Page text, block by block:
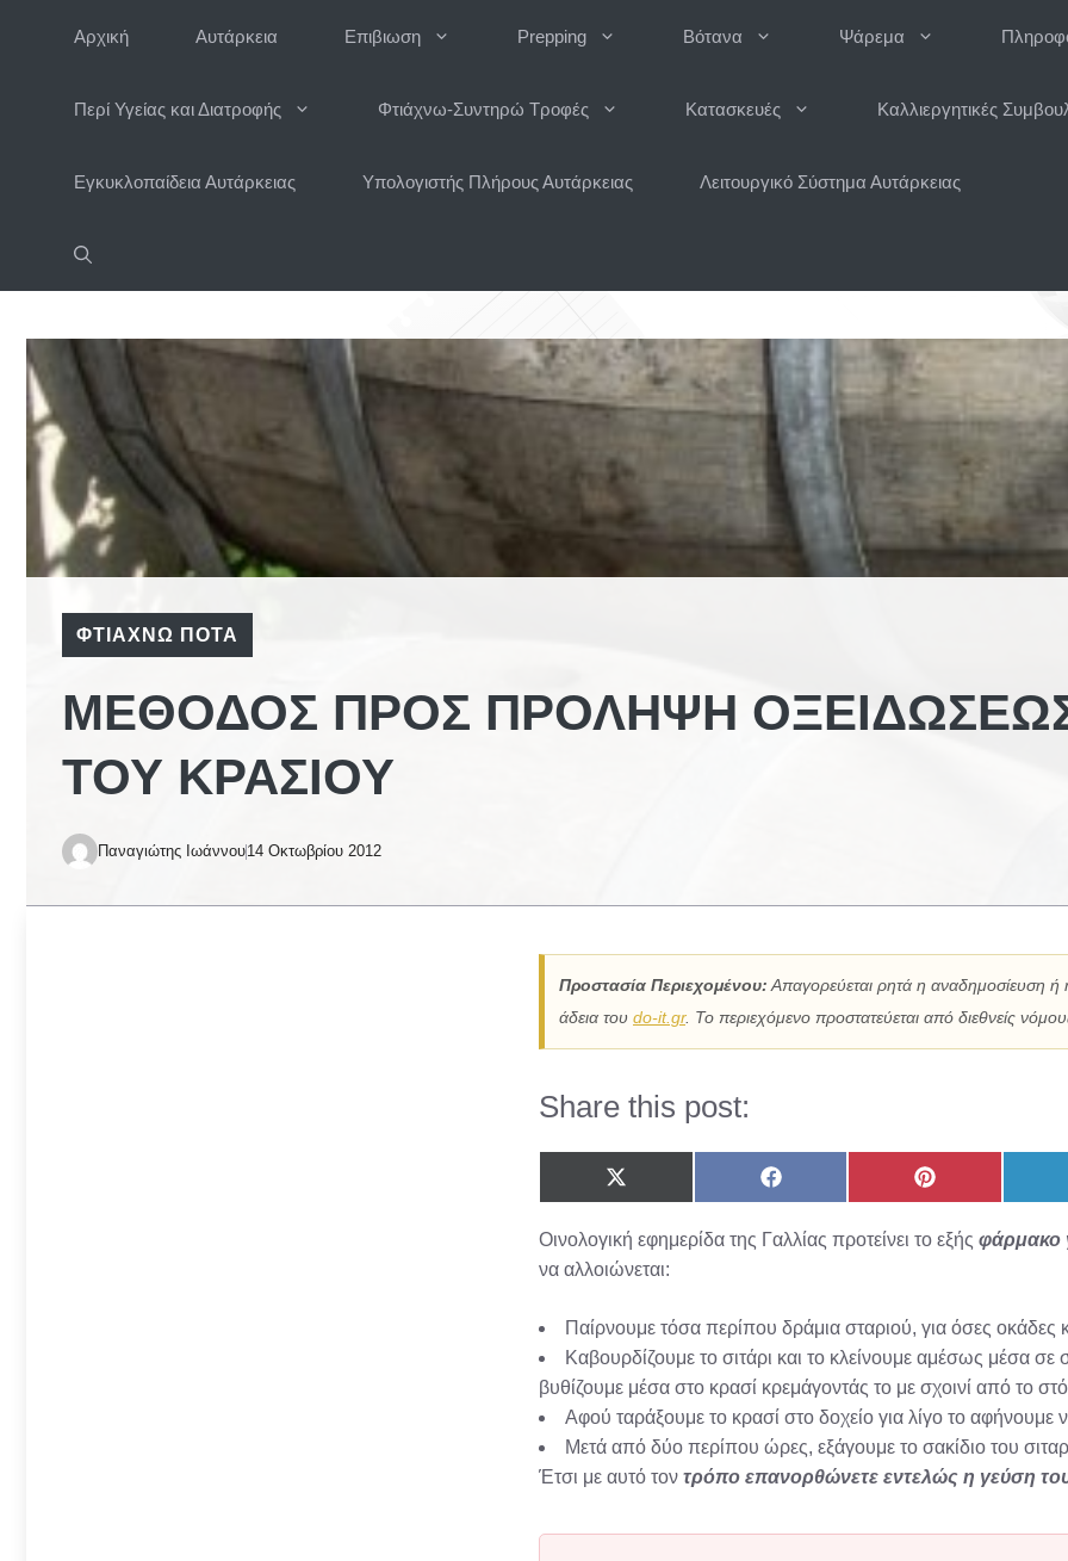
Αρχική Αυτάρκεια Επιβιωση Prepping Βότανα Ψάρεμα
Περί Υγείας και Διατροφής Φτιάχνω-Συντηρώ Τροφές Κατασκευές Καλλιεργητικές
Εγκυκλοπαίδεια Αυτάρκειας Υπολογιστής Πλήρους Αυτάρκειας Λειτουργικό Σύστημα Αυτάρκειας
ΦΤΙΆΧΝΩ ΠΟΤΆ
ΜΈΘΟΔΟΣ ΠΡΟΣ ΠΡΌΛΗΨΗ
ΤΟΥ ΚΡΑΣΙΟΎ
Παναγιώτης Ιωάννου14 Οκτωβρίου 2012
Προστασία Περιεχομένου: Απαγορεύεται ρητά η αναδημοσίευση
άδεια του do-it.gr. Το περιεχόμενο προστατεύεται από διεθνείς
Share this post:
Share
on
(Twitter)
Share
on
Share
on
Οινολογική εφημερίδα της Γαλλίας προτείνει το εξής φάρμακο
να αλλοιώνεται:
Παίρνουμε τόσα περίπου δράμια σταριού, για όσες οκάδες
Καβουρδίζουμε το σιτάρι και το κλείνουμε αμέσως μέσα
βυθίζουμε μέσα στο κρασί κρεμάγοντάς το με σχοινί από το
Αφού ταράξουμε το κρασί στο δοχείο για λίγο το αφήνουμε
Μετά από δύο περίπου ώρες, εξάγουμε το σακίδιο του
Έτσι με αυτό τον τρόπο επανορθώνετε εντελώς η γεύση